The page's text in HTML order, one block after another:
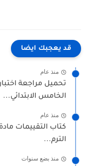
يعجبك ايضا
منذ عام
مراجعة اختبار شهر
الابتدائي...
منذ عام
التقييمات مادة
منذ بضع سنوات